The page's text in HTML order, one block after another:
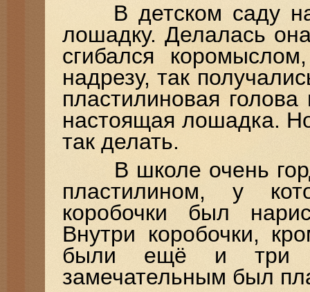
В детском саду
лошадку. Делалась
сгибался
надрезу, так
пластилиновая
настоящая лошадка.
так делать.
В школе очень
пластилином, у
коробочки был
Внутри коробочки,
были ещё и три
замечательным был